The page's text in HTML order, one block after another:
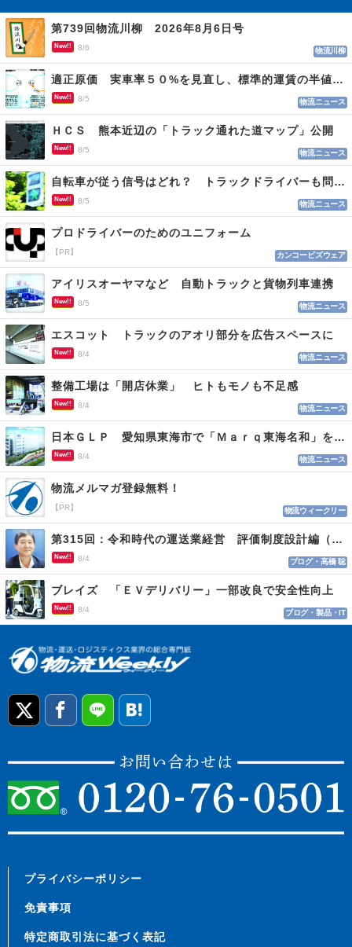
第739回物流川柳 2026年8月6日号
New!! 8/6 物流川柳
適正原価 実車率５０%を見直し、標準的運賃の半値の恐れも
New!! 8/5 物流ニュース
ＨＣＳ 熊本近辺の「トラック通れた道マップ」公開
New!! 8/5 物流ニュース
自転車が従う信号はどれ？ トラックドライバーも問われる認識
New!! 8/5 物流ニュース
プロドライバーのためのユニフォーム
【PR】 カンコービズウェア
アイリスオーヤマなど 自動トラックと貨物列車連携
New!! 8/5 物流ニュース
エスコット トラックのアオリ部分を広告スペースに
New!! 8/4 物流ニュース
整備工場は「開店休業」 ヒトもモノも不足感
New!! 8/4 物流ニュース
日本ＧＬＰ 愛知県東海市で「Ｍａｒｑ東海名和」を開発
New!! 8/4 物流ニュース
物流メルマガ登録無料！
【PR】 物流ウィークリー
第315回：令和時代の運送業経営 評価制度設計編（１１５）
New!! 8/4 ブログ・高橋 聡
ブレイズ 「ＥＶデリバリー」一部改良で安全性向上
New!! 8/4 ブログ・製品・IT
プライバシーポリシー
免責事項
特定商取引法に基づく表記